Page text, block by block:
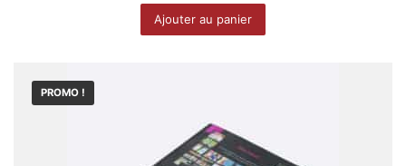
Ajouter au panier
PROMO !